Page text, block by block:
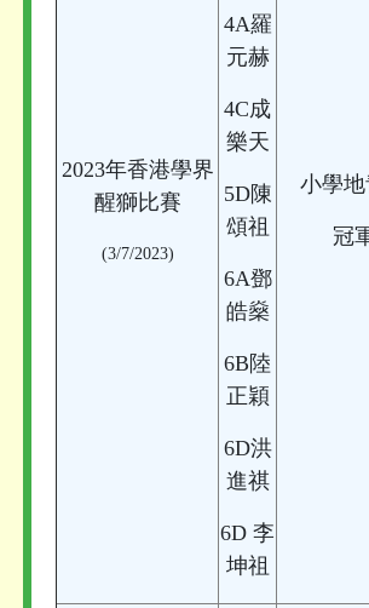
2023年香港學界
醒獅比賽
(3/7/2023)
4A羅
元赫
4C成
樂天
5D陳
頌祖
6A鄧
皓燊
6B陸
正穎
6D洪
進祺
6D 李
坤祖
小學地
冠